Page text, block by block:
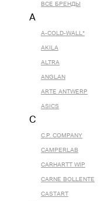
ВСЕ БРЕНДЫ
A
A-COLD-WALL*
AKILA
ALTRA
ANGLAN
ARTE ANTWERP
ASICS
C
C.P. COMPANY
CAMPERLAB
CARHARTT WIP
CARNE BOLLENTE
CASTART